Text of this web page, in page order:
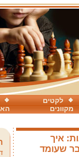
לקטים
מקוונים
איך
שעומד